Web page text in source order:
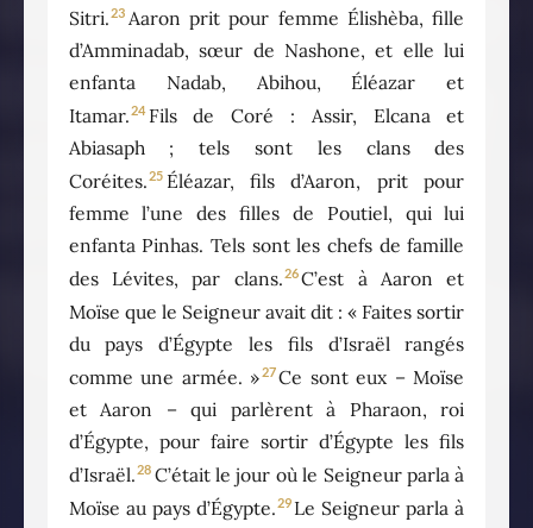
Sitri.23 Aaron prit pour femme Élishèba, fille
d’Amminadab, sœur de Nashone, et elle lui
enfanta Nadab, Abihou, Éléazar et
Itamar.24 Fils de Coré : Assir, Elcana et
Abiasaph ; tels sont les clans des
Coréites.25 Éléazar, fils d’Aaron, prit pour
femme l’une des filles de Poutiel, qui lui
enfanta Pinhas. Tels sont les chefs de famille
des Lévites, par clans.26C’est à Aaron et
Moïse que le Seigneur avait dit : « Faites sortir
du pays d’Égypte les fils d’Israël rangés
comme une armée. »27Ce sont eux – Moïse
et Aaron – qui parlèrent à Pharaon, roi
d’Égypte, pour faire sortir d’Égypte les fils
d’Israël.28 C’était le jour où le Seigneur parla à
Moïse au pays d’Égypte.29 Le Seigneur parla à